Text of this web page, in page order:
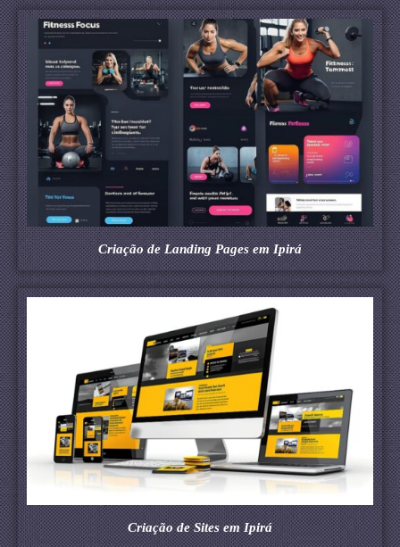
Criação de Landing Pages em Ipirá
Criação de Sites em Ipirá